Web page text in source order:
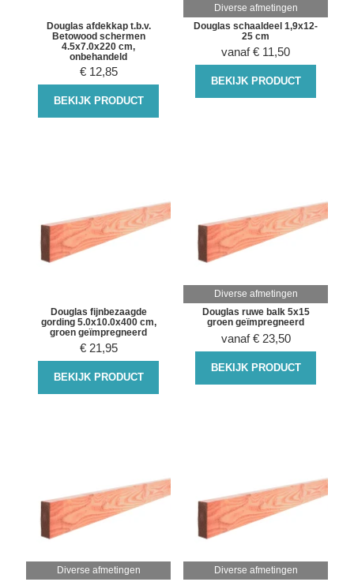
Douglas afdekkap t.b.v.
Betowood schermen
4.5x7.0x220 cm,
onbehandeld
€ 12,85
BEKIJK PRODUCT
Diverse afmetingen
Douglas schaaldeel 1,9x12-
25 cm
vanaf € 11,50
BEKIJK PRODUCT
Douglas fijnbezaagde
gording 5.0x10.0x400 cm,
groen geïmpregneerd
€ 21,95
BEKIJK PRODUCT
Diverse afmetingen
Douglas ruwe balk 5x15
groen geïmpregneerd
vanaf € 23,50
BEKIJK PRODUCT
Diverse afmetingen
Diverse afmetingen